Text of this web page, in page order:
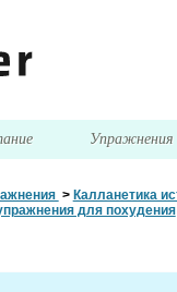
Упражнения
> Калланетика
для похудения